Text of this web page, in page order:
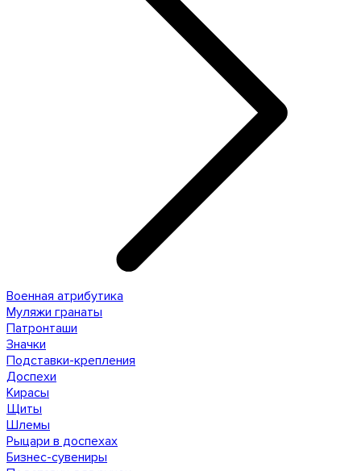
Военная атрибутика
Муляжи гранаты
Патронташи
Значки
Подставки-крепления
Доспехи
Кирасы
Щиты
Шлемы
Рыцари в доспехах
Бизнес-сувениры